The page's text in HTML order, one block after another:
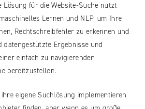
Lösung für die Website-Suche nutzt
Lernen und NLP, um Ihre
Rechtschreibfehler zu erkennen und
datengestützte Ergebnisse und
einfach zu navigierenden
bereitzustellen.
eigene Suchlösung implementieren